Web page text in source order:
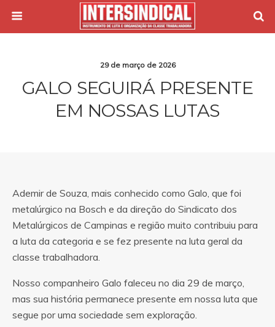
29 de março de 2026
GALO SEGUIRÁ PRESENTE
EM NOSSAS LUTAS
Ademir de Souza, mais conhecido como Galo, que foi
metalúrgico na Bosch e da direção do Sindicato dos
Metalúrgicos de Campinas e região muito contribuiu para
a luta da categoria e se fez presente na luta geral da
classe trabalhadora.
Nosso companheiro Galo faleceu no dia 29 de março,
mas sua história permanece presente em nossa luta que
segue por uma sociedade sem exploração.